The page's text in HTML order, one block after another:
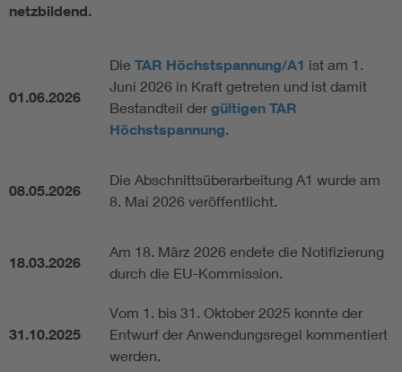
Umwelt- und Naturschutz
netzbildend.
01.06.2026
Die TAR Höchstspannung/A1 ist am 1.
Juni 2026 in Kraft getreten und ist damit
Bestandteil dergültigen TAR
Höchstspannung.
08.05.2026
Die Abschnittsüberarbeitung A1 wurde am
8. Mai 2026 veröffentlicht.
18.03.2026
Am 18. März 2026 endete die Notifizierung
durch die EU-Kommission.
31.10.2025
Vom 1. bis 31. Oktober 2025 konnte der
Entwurf der Anwendungsregel kommentiert
werden.